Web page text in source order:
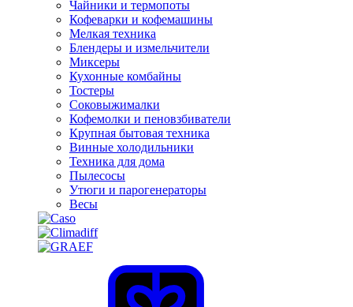
Чайники и термопоты
Кофеварки и кофемашины
Мелкая техника
Блендеры и измельчители
Миксеры
Кухонные комбайны
Тостеры
Соковыжималки
Кофемолки и пеновзбиватели
Крупная бытовая техника
Винные холодильники
Техника для дома
Пылесосы
Утюги и парогенераторы
Весы